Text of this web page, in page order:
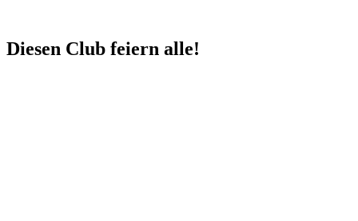
Diesen Club feiern alle!